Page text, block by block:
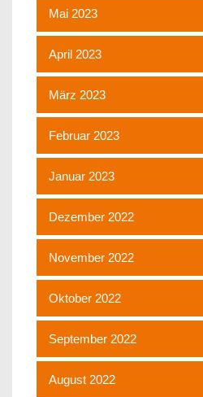
Mai 2023
April 2023
März 2023
Februar 2023
Januar 2023
Dezember 2022
November 2022
Oktober 2022
September 2022
August 2022